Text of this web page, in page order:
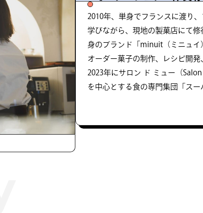
2010年、単身でフランスに渡り
学びながら、現地の製菓店にて
身のブランド「minuit（ミニュイ
オーダー菓子の制作、レシピ開発
2023年にサロン ド ミュー（
を中心とする食の専門集団「スー